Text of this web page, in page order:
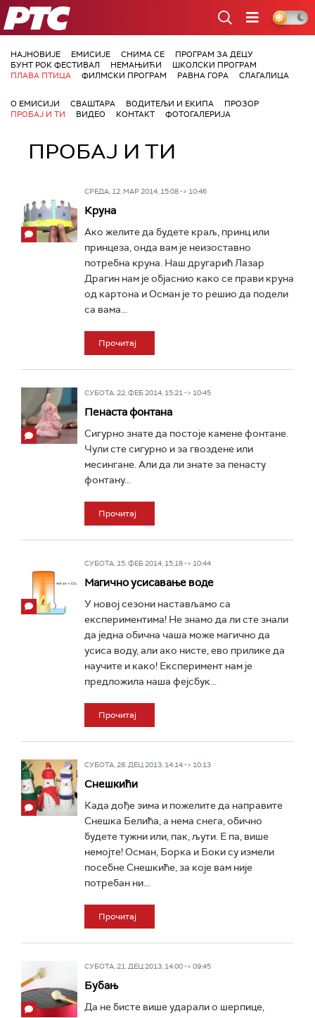
РТС
НАЈНОВИЈЕ ЕМИСИЈЕ СНИМА СЕ
ПРОГРАМ ЗА ДЕЦУ
БУНТ РОК ФЕСТИВАЛ
НЕМАЊИЋИ
ШКОЛСКИ ПРОГРАМ
ПЛАВА ПТИЦА
ФИЛМСКИ ПРОГРАМ РАВНА ГОРА СЛАГАЛИЦА
О ЕМИСИЈИ СВАШТАРА ВОДИТЕЉИ И ЕКИПА
ПРОЗОР
ПРОБАЈ И ТИ
ВИДЕО КОНТАКТ ФОТОГАЛЕРИЈА
ПРОБАЈ И ТИ
СРЕДА, 12. МАР 2014, 15:08 -> 10:46
Круна
Ако желите да будете краљ, принц или
принцеза, онда вам је неизоставно
потребна круна. Наш другарић Лазар
Драгин нам је објаснио како се прави круна
од картона и Осман је то решио да подели
са вама...
Прочитај
СУБОТА, 22. ФЕБ 2014, 15:21 -> 10:45
Пенаста фонтана
Сигурно знате да постоје камене фонтане.
Чули сте сигурно и за гвоздене или
месингане. Али да ли знате за пенасту
фонтану...
Прочитај
СУБОТА, 15. ФЕБ 2014, 15:18 -> 10:44
Магично усисавање воде
У новој сезони настављамо са
експериментима! Не знамо да ли сте знали
да једна обична чаша може магично да
усиса воду, али ако нисте, ево прилике да
научите и како! Eксперимент нам је
предложила наша фејсбук...
Прочитај
СУБОТА, 28. ДЕЦ 2013, 14:14 -> 10:13
Снешкићи
Када дође зима и пожелите да направите
Снешка Белића, а нема снега, обично
будете тужни или, пак, љути. Е па, више
немојте! Осман, Борка и Боки су измели
посебне Снешкиће, за које вам није
потребан ни...
Прочитај
СУБОТА, 21. ДЕЦ 2013, 14:00 -> 09:45
Бубањ
Да не бисте више ударали о шерпице,